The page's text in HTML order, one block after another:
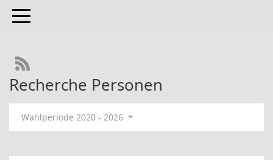
Toggle navigation
RSS-Feed
Recherche Personen
Wahlperiode 2020 - 2026